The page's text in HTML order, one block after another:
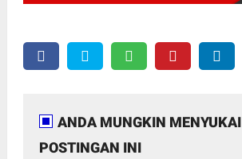
ANDA MUNGKIN MENYUKAI
POSTINGAN INI